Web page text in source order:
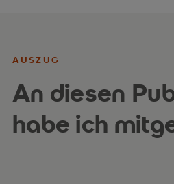
AUSZUG
An diesen
habe ich